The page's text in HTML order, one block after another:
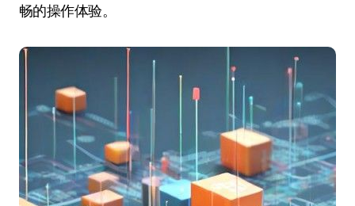
畅的操作体验。